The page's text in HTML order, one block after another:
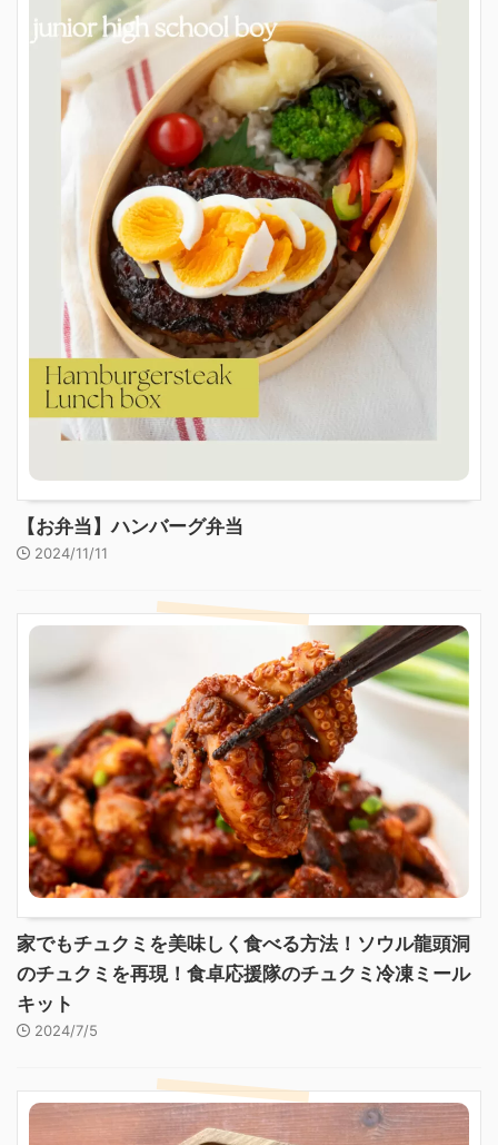
【お弁当】ハンバーグ弁当
2024/11/11
家でもチュクミを美味しく食べる方法！ソウル龍頭洞
のチュクミを再現！食卓応援隊のチュクミ冷凍ミール
キット
2024/7/5